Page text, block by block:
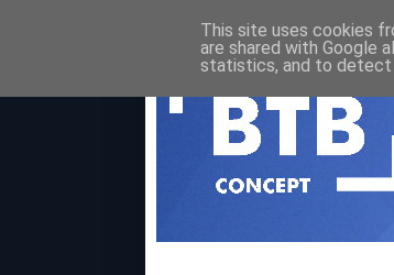
This site uses cookies
are shared with Google
statistics, and to detect